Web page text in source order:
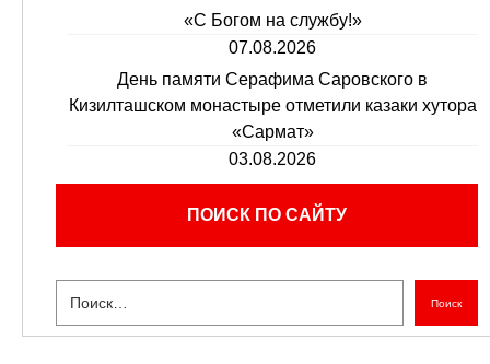
«С Богом на службу!»
07.08.2026
День памяти Серафима Саровского в
Кизилташском монастыре отметили казаки хутора
«Сармат»
03.08.2026
ПОИСК ПО САЙТУ
Поиск